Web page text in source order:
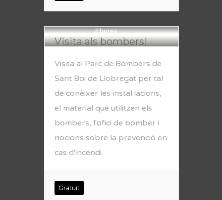
2 hores
Visita als bombers!
Visita al Parc de Bombers de
Sant Boi de Llobregat per tal
de conèixer les instal·lacions,
el material que utilitzen els
bombers, l'ofici de bomber i
nocions sobre la prevenció en
cas d'incendi.
Gratuït